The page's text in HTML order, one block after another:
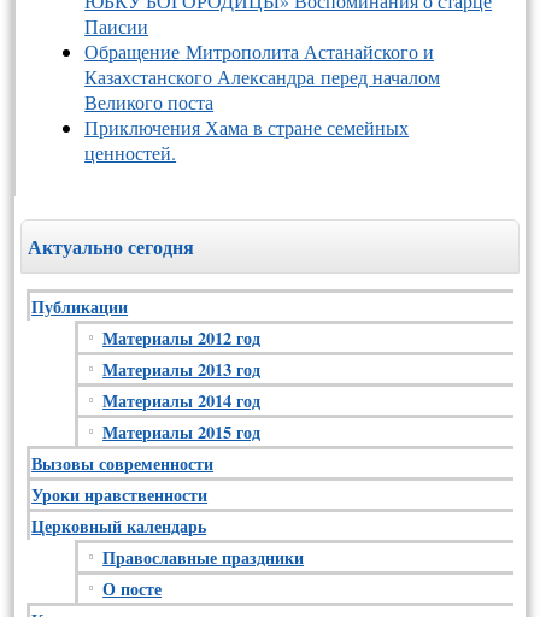
Паисии
Обращение Митрополита Астанайского и
Казахстанского Александра перед началом
Великого поста
Приключения Хама в стране семейных
ценностей.
Актуально сегодня
Публикации
Материалы 2012 год
Материалы 2013 год
Материалы 2014 год
Материалы 2015 год
Вызовы современности
Уроки нравственности
Церковный календарь
Православные праздники
О посте